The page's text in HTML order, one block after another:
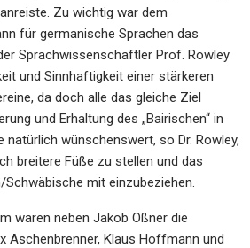
Zu wichtig war dem
für germanische Sprachen das
Sprachwissenschaftler Prof. Rowley
und Sinnhaftigkeit einer stärkeren
da doch alle das gleiche Ziel
und Erhaltung des „Bairischen“ in
natürlich wünschenswert, so Dr. Rowley,
breitere Füße zu stellen und das
Schwäbische mit einzubeziehen.
waren neben Jakob Oßner die
Aschenbrenner, Klaus Hoffmann und